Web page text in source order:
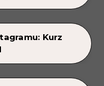
Kurz